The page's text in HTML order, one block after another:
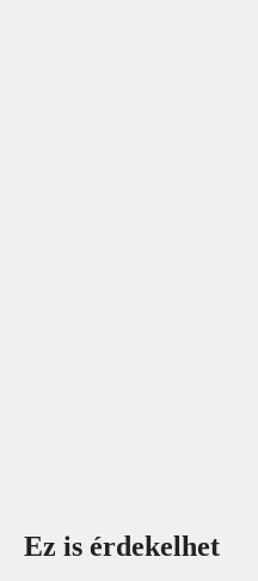
Ez is érdekelhet